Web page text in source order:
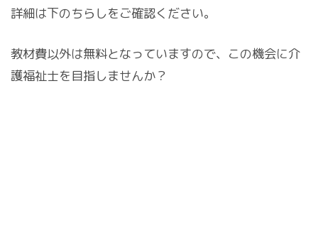
詳細は下のちらしをご確認ください。
教材費以外は無料となっていますので、この機会に介
護福祉士を目指しませんか？